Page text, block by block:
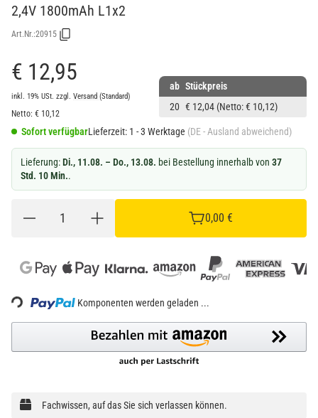
2,4V 1800mAh L1x2
Art.Nr.:20915
€ 12,95
inkl. 19% USt. zzgl. Versand (Standard)
Netto: € 10,12
ab Stückpreis
20 € 12,04 (Netto: € 10,12)
Sofort verfügbarLieferzeit: 1 - 3 Werktage (DE - Ausland abweichend)
Lieferung:Di., 11.08. – Do., 13.08. bei Bestellung innerhalb von 37
Std. 10 Min..
0,00 €
Loading... Komponenten werden geladen ...
Fachwissen, auf das Sie sich verlassen können.